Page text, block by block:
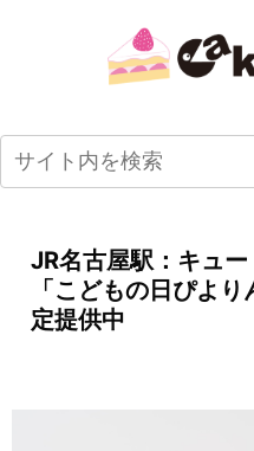
JR名古屋駅：キュ
「こどもの日ぴよ
定提供中